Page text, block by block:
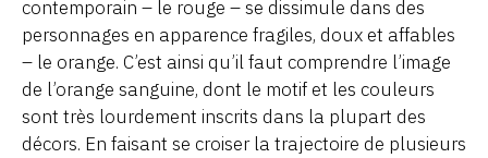
contemporain – le rouge – se dissimule dans des
personnages en apparence fragiles, doux et affables
– le orange. C’est ainsi qu’il faut comprendre l’image
de l’orange sanguine, dont le motif et les couleurs
sont très lourdement inscrits dans la plupart des
décors. En faisant se croiser la trajectoire de plusieurs